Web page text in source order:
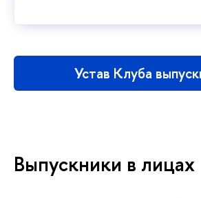
Устав Клуба
Выпускники в лицах